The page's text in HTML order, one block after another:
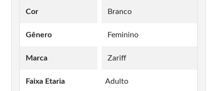
Cor Branco
Gênero Feminino
Marca Zariff
Faixa Etaria Adulto